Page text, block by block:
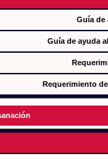
Guía de
Guía de ayuda
Requerimiento